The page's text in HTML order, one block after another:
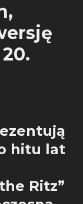
hitu lat
Ritz”